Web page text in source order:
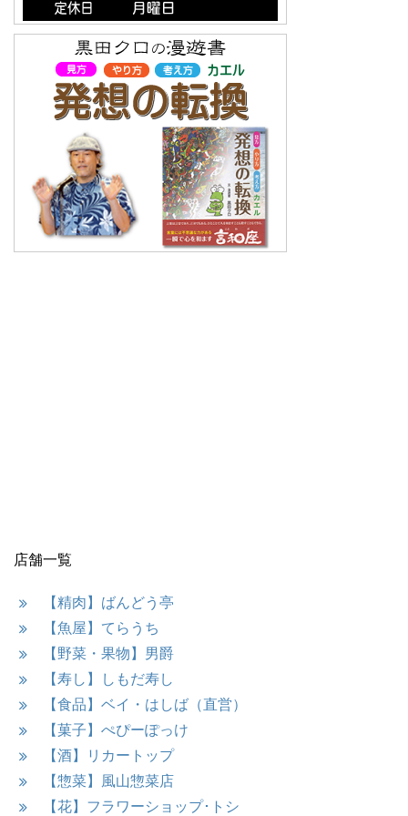
店舗一覧
【精肉】ばんどう亭
【魚屋】てらうち
【野菜・果物】男爵
【寿し】しもだ寿し
【食品】ベイ・はしば（直営）
【菓子】ぺぴーぽっけ
【酒】リカートップ
【惣菜】風山惣菜店
【花】フラワーショップ･トシ